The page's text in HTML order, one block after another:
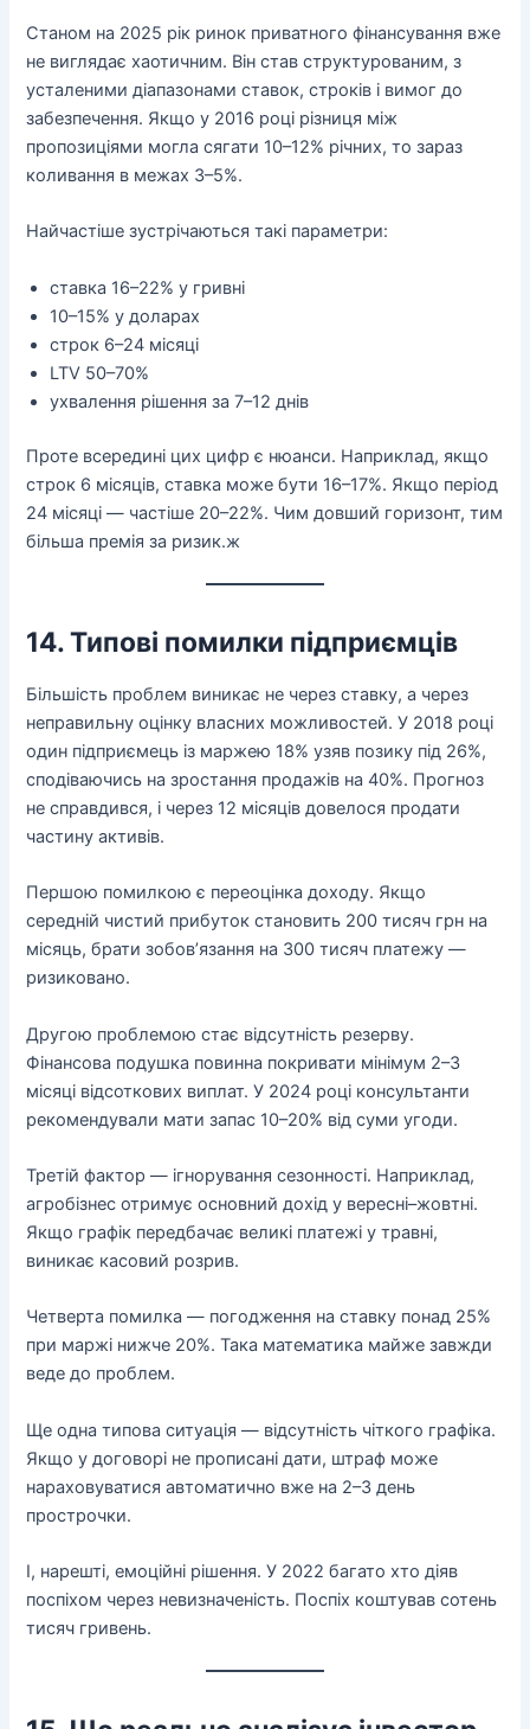
Станом на 2025 рік ринок приватного фінансування вже
не виглядає хаотичним. Він став структурованим, з
усталеними діапазонами ставок, строків і вимог до
забезпечення. Якщо у 2016 році різниця між
пропозиціями могла сягати 10–12% річних, то зараз
коливання в межах 3–5%.
Найчастіше зустрічаються такі параметри:
ставка 16–22% у гривні
10–15% у доларах
строк 6–24 місяці
LTV 50–70%
ухвалення рішення за 7–12 днів
Проте всередині цих цифр є нюанси. Наприклад, якщо
строк 6 місяців, ставка може бути 16–17%. Якщо період
24 місяці — частіше 20–22%. Чим довший горизонт, тим
більша премія за ризик.ж
14. Типові помилки підприємців
Більшість проблем виникає не через ставку, а через
неправильну оцінку власних можливостей. У 2018 році
один підприємець із маржею 18% узяв позику під 26%,
сподіваючись на зростання продажів на 40%. Прогноз
не справдився, і через 12 місяців довелося продати
частину активів.
Першою помилкою є переоцінка доходу. Якщо
середній чистий прибуток становить 200 тисяч грн на
місяць, брати зобов’язання на 300 тисяч платежу —
ризиковано.
Другою проблемою стає відсутність резерву.
Фінансова подушка повинна покривати мінімум 2–3
місяці відсоткових виплат. У 2024 році консультанти
рекомендували мати запас 10–20% від суми угоди.
Третій фактор — ігнорування сезонності. Наприклад,
агробізнес отримує основний дохід у вересні–жовтні.
Якщо графік передбачає великі платежі у травні,
виникає касовий розрив.
Четверта помилка — погодження на ставку понад 25%
при маржі нижче 20%. Така математика майже завжди
веде до проблем.
Ще одна типова ситуація — відсутність чіткого графіка.
Якщо у договорі не прописані дати, штраф може
нараховуватися автоматично вже на 2–3 день
прострочки.
І, нарешті, емоційні рішення. У 2022 багато хто діяв
поспіхом через невизначеність. Поспіх коштував сотень
тисяч гривень.